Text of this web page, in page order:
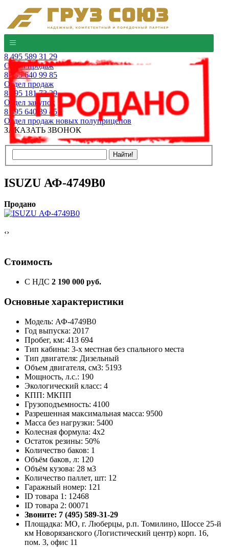
8 495 589 31 29
Отдел продаж
8 495 640 99 85
Отдел продаж
8 495 181 73 29
Отдел закупок
8 495 640 39 45
Отдел продаж новых полуприцепов
ЗАКАЗАТЬ ЗВОНОК
ISUZU АФ-4749В0
Продано
‹›
Стоимость
С НДС 2 190 000 руб.
Основные характеристики
Модель: АФ-4749В0
Год выпуска: 2017
Пробег, км: 413 694
Тип кабины: 3-х местная без спального места
Тип двигателя: Дизельный
Объем двигателя, см3: 5193
Мощность, л.с.: 190
Экологический класс: 4
КПП: МКПП
Грузоподъемность: 4100
Разрешенная максимальная масса: 9500
Масса без нагрузки: 5400
Колесная формула: 4x2
Остаток резины: 50%
Количество баков: 1
Объём баков, л: 120
Объём кузова: 28 м3
Количество паллет, шт: 12
Гаражный номер: 121
ID товара 1: 12468
ID товара 2: 00071
Звоните: 7 (495) 589-31-29
Площадка: МО, г. Люберцы, р.п. Томилино, Шоссе 25-й
км Новорязанского (Логистический центр) корп. 16,
пом. 3, офис 11